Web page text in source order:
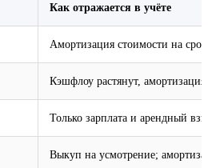
Как отражается в учёте
Амортизация стоимости на срок
Кэшфлоу растянут,
Только зарплата и арендный
Выкуп на усмотрение;